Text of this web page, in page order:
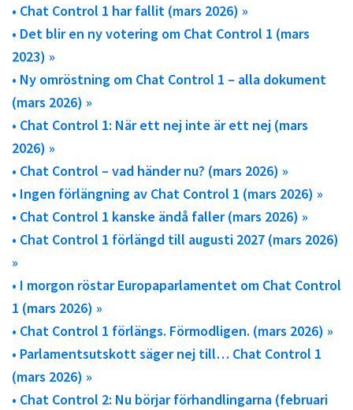
• Chat Control 1 har fallit (mars 2026) »
• Det blir en ny votering om Chat Control 1 (mars
2023) »
• Ny omröstning om Chat Control 1 – alla dokument
(mars 2026) »
• Chat Control 1: När ett nej inte är ett nej (mars
2026) »
• Chat Control – vad händer nu? (mars 2026) »
• Ingen förlängning av Chat Control 1 (mars 2026) »
• Chat Control 1 kanske ändå faller (mars 2026) »
• Chat Control 1 förlängd till augusti 2027 (mars 2026)
»
• I morgon röstar Europaparlamentet om Chat Control
1 (mars 2026) »
• Chat Control 1 förlängs. Förmodligen. (mars 2026) »
• Parlamentsutskott säger nej till… Chat Control 1
(mars 2026) »
• Chat Control 2: Nu börjar förhandlingarna (februari